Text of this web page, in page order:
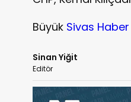
Büyük Sivas Haber
Sinan Yiğit
Editör